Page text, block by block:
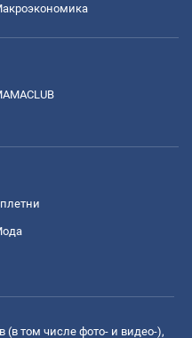
том числе фото- и видео-),